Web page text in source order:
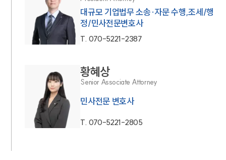
대규모 기업법무 소송·자문 수행,조세/행
정/민사전문변호사
T. 070-5221-2387
황혜상
Senior Associate Attorney
민사전문 변호사
T. 070-5221-2805